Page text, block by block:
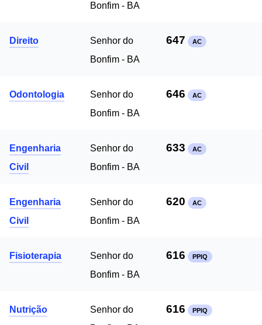
Bonfim - BA
Direito
Senhor do
Bonfim - BA
647 AC
Odontologia
Senhor do
Bonfim - BA
646 AC
Engenharia
Civil
Senhor do
Bonfim - BA
633 AC
Engenharia
Civil
Senhor do
Bonfim - BA
620 AC
Fisioterapia
Senhor do
Bonfim - BA
616 PPIQ
Nutrição
Senhor do
616 PPIQ